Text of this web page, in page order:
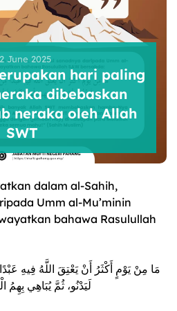
June 2025
hari paling
dibebaskan
neraka oleh Allah
SWT
dalam al-Sahih,
Umm al-Mu’minin
bahawa Rasulullah
مَا مِنْ يَوْمٍ أَكْثَرُ أَنْ يَعْتِقَ اللَّهُ فِيهِ
لَيَدْنُو، ثُمَّ يُبَاهِي بِهِمُ